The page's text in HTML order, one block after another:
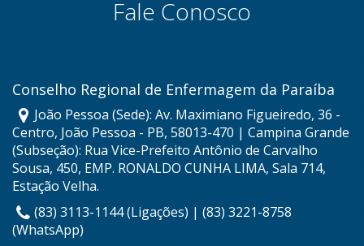
Fale Conosco
Conselho Regional de Enfermagem da Paraíba
João Pessoa (Sede): Av. Maximiano Figueiredo, 36 -
Centro, João Pessoa - PB, 58013-470 | Campina Grande
(Subseção): Rua Vice-Prefeito Antônio de Carvalho
Sousa, 450, EMP. RONALDO CUNHA LIMA, Sala 714,
Estação Velha.
(83) 3113-1144 (Ligações) | (83) 3221-8758
(WhatsApp)